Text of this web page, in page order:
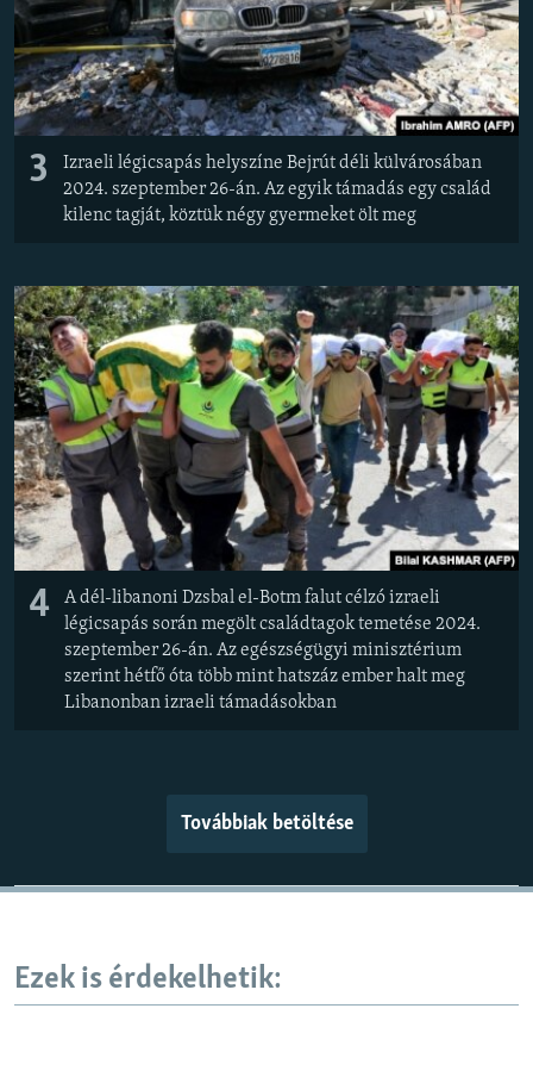
3
Izraeli légicsapás helyszíne Bejrút déli külvárosában
2024. szeptember 26-án. Az egyik támadás egy család
kilenc tagját, köztük négy gyermeket ölt meg
4
A dél-libanoni Dzsbal el-Botm falut célzó izraeli
légicsapás során megölt családtagok temetése 2024.
szeptember 26-án. Az egészségügyi minisztérium
szerint hétfő óta több mint hatszáz ember halt meg
Libanonban izraeli támadásokban
Továbbiak betöltése
Ezek is érdekelhetik: